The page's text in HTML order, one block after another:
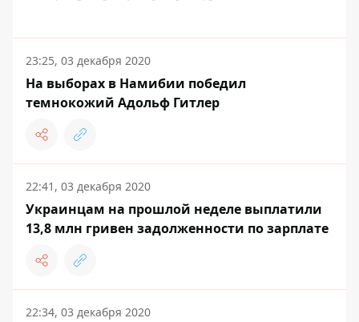
23:25, 03 декабря 2020
На выборах в Намибии победил
темнокожий Адольф Гитлер
22:41, 03 декабря 2020
Украинцам на прошлой неделе выплатили
13,8 млн гривен задолженности по зарплате
22:34, 03 декабря 2020